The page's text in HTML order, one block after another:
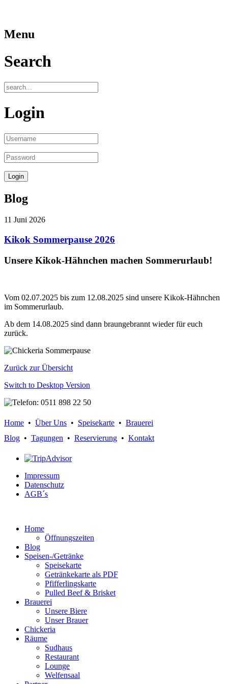
Menu
Search
Login
Blog
11 Juni 2026
Kikok Sommerpause 2026
Unsere Kikok-Hähnchen machen Sommerurlaub!
Vom 02.07.2025 bis zum 12.08.2025 sind unsere Kikok-Hähnchen
im Sommerurlaub.
Ab dem 14.08.2025 sind dann braungebrannt wieder für euch
zurück.
Zurück zur Übersicht
Switch to Desktop Version
Home • Über Uns • Speisekarte • Brauerei
Blog • Tagungen • Reservierung • Kontakt
Impressum
Datenschutz
AGB´s
Home
Öffnungszeiten
Blog
Speisen-/Getränke
Speisekarte
Getränkekarte als PDF
Pfifferlingskarte
Pulled Beef & Brisket
Brauerei
Unsere Biere
Unser Brauer
Chickeria
Räume
Sudhaus
Restaurant
Lounge
Welfensaal